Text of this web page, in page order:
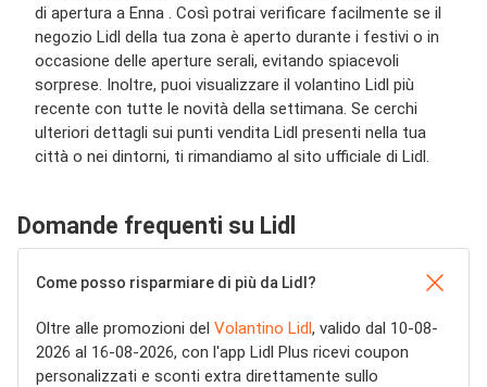
di apertura a Enna . Così potrai verificare facilmente se il
negozio Lidl della tua zona è aperto durante i festivi o in
occasione delle aperture serali, evitando spiacevoli
sorprese. Inoltre, puoi visualizzare il volantino Lidl più
recente con tutte le novità della settimana. Se cerchi
ulteriori dettagli sui punti vendita Lidl presenti nella tua
città o nei dintorni, ti rimandiamo al sito ufficiale di Lidl.
Domande frequenti su Lidl
Come posso risparmiare di più da Lidl?
Oltre alle promozioni del Volantino Lidl, valido dal 10-08-
2026 al 16-08-2026, con l'app Lidl Plus ricevi coupon
personalizzati e sconti extra direttamente sullo